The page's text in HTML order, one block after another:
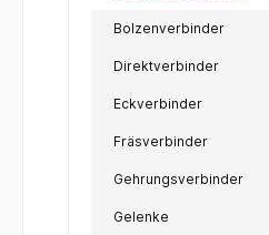
Bolzenverbinder
Direktverbinder
Eckverbinder
Fräsverbinder
Gehrungsverbinder
Gelenke